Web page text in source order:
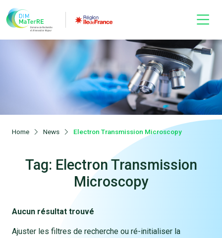
Home News Electron Transmission Microscopy
Tag: Electron Transmission
Microscopy
Aucun résultat trouvé
Ajuster les filtres de recherche ou ré-initialiser la